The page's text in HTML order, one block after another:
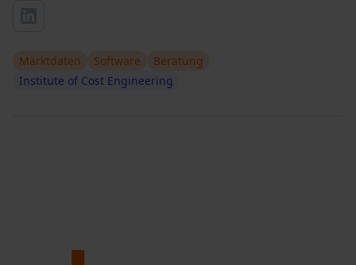
Marktdaten Software
Beratung
Institute of Cost Engineering